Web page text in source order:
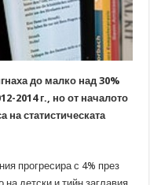
до малко над 30%
2014 г., но от началото
на статистическата
прогресира с 4% през